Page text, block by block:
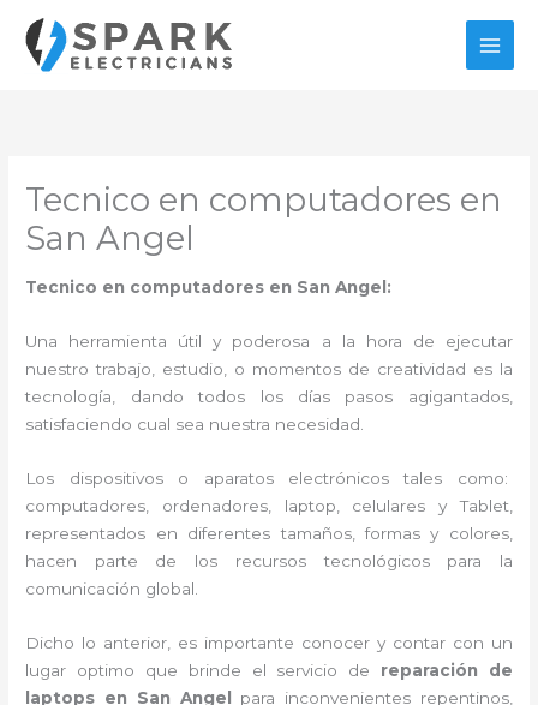
contenido
Tecnico en computadores en
San Angel
Tecnico en computadores en San Angel:
Una herramienta útil y poderosa a la hora de ejecutar
nuestro trabajo, estudio, o momentos de creatividad es la
tecnología, dando todos los días pasos agigantados,
satisfaciendo cual sea nuestra necesidad.
Los dispositivos o aparatos electrónicos tales como:
computadores, ordenadores, laptop, celulares y Tablet,
representados en diferentes tamaños, formas y colores,
hacen parte de los recursos tecnológicos para la
comunicación global.
Dicho lo anterior, es importante conocer y contar con un
lugar optimo que brinde el servicio de reparación de
laptops en San Angel para inconvenientes repentinos,